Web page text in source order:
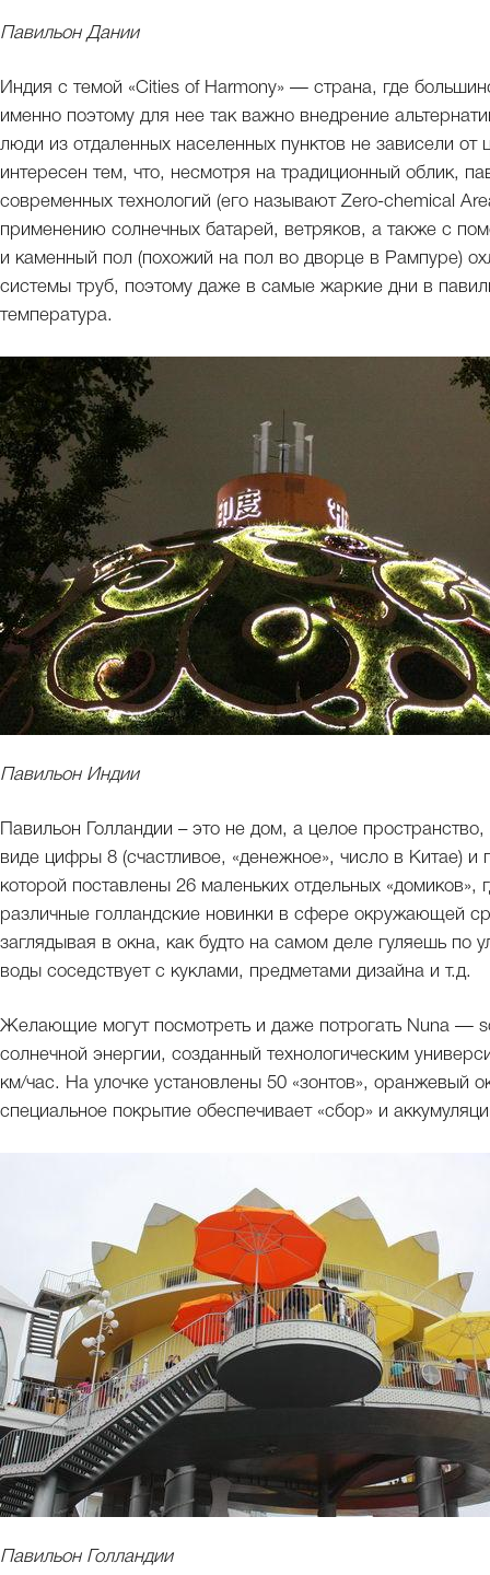
Павильон Дании
Индия с темой «Cities of Harmony» — страна, где
именно поэтому для нее так важно внедрение
люди из отдаленных населенных пунктов не зависели от
интересен тем, что, несмотря на традиционный облик,
современных технологий (его называют Zero-chemical
применению солнечных батарей, ветряков, а также с
и каменный пол (похожий на пол во дворце в Рампуре)
системы труб, поэтому даже в самые жаркие дни в
температура.
Павильон Индии
Павильон Голландии – это не дом, а целое
виде цифры 8 (счастливое, «денежное», число в Китае)
которой поставлены 26 маленьких отдельных
различные голландские новинки в сфере окружающей
заглядывая в окна, как будто на самом деле гуляешь по
воды соседствует с куклами, предметами дизайна и т.д.
Желающие могут посмотреть и даже потрогать Nuna —
солнечной энергии, созданный технологическим
км/час. На улочке установлены 50 «зонтов», оранжевый
специальное покрытие обеспечивает «сбор» и
Павильон Голландии